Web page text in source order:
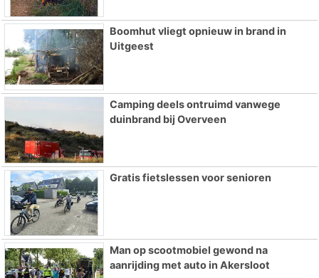
Boomhut vliegt opnieuw in brand in
Uitgeest
Camping deels ontruimd vanwege
duinbrand bij Overveen
Gratis fietslessen voor senioren
Man op scootmobiel gewond na
aanrijding met auto in Akersloot